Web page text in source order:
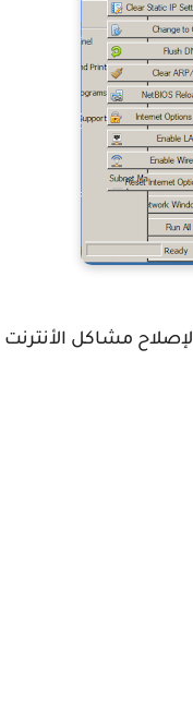
والأن نترككم مع الشرح المفصل لكيفية تحميل وتثبيت برنامج NetAdapter Repair All لإصلاح مشاكل الأنترنت